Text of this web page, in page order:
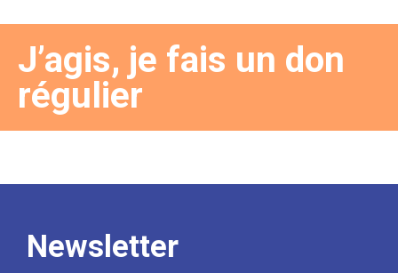
J’agis, je fais un don
régulier
Newsletter